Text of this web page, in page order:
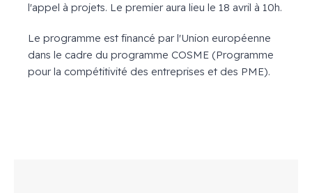
l'appel à projets. Le premier aura lieu le 18 avril à 10h.
Le programme est financé par l'Union européenne
dans le cadre du programme COSME (Programme
pour la compétitivité des entreprises et des PME).